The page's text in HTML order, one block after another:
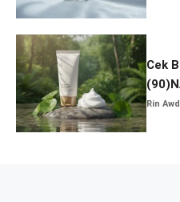
Cek
Rin Awd